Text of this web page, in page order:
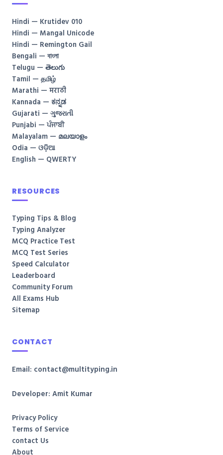
Hindi — Krutidev 010
Hindi — Mangal Unicode
Hindi — Remington Gail
Bengali — বাংলা
Telugu — తెలుగు
Tamil — தமிழ்
Marathi — मराठी
Kannada — ಕನ್ನಡ
Gujarati — ગુજરાતી
Punjabi — ਪੰਜਾਬੀ
Malayalam — മലയാളം
Odia — ଓଡ଼ିଆ
English — QWERTY
RESOURCES
Typing Tips & Blog
Typing Analyzer
MCQ Practice Test
MCQ Test Series
Speed Calculator
Leaderboard
Community Forum
All Exams Hub
Sitemap
CONTACT
Email: contact@multityping.in
Developer: Amit Kumar
Privacy Policy
Terms of Service
contact Us
About